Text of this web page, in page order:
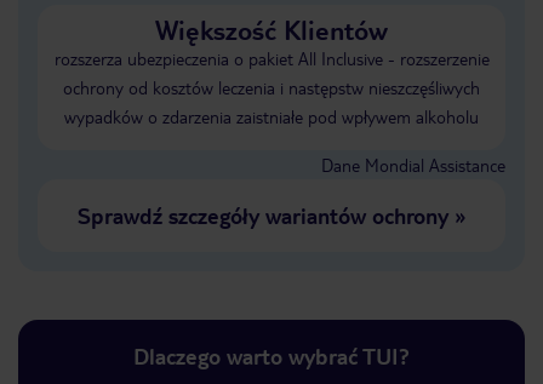
Większość Klientów
rozszerza ubezpieczenia o pakiet All Inclusive - rozszerzenie
ochrony od kosztów leczenia i następstw nieszczęśliwych
wypadków o zdarzenia zaistniałe pod wpływem alkoholu
Dane Mondial Assistance
Sprawdź szczegóły wariantów ochrony»
Dlaczego warto wybrać TUI?